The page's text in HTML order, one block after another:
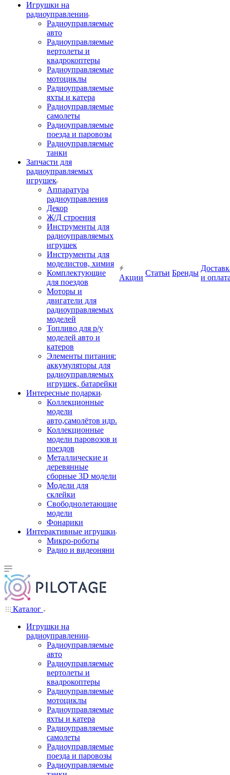
Игрушки на
радиоуправлении
Радиоуправляемые
авто
Радиоуправляемые
вертолеты и
квадрокоптеры
Радиоуправляемые
мотоциклы
Радиоуправляемые
яхты и катера
Радиоуправляемые
самолеты
Радиоуправляемые
поезда и паровозы
Радиоуправляемые
танки
Запчасти для
радиоуправляемых
игрушек
Аппаратура
радиоуправления
Декор
Ж/Д строения
Инструменты для
радиоуправляемых
игрушек
Инструменты для
моделистов, химия
Комплектующие
для поездов
Моторы и
двигатели для
радиоуправляемых
моделей
Топливо для р/у
моделей авто и
катеров
Элементы питания:
аккумуляторы для
радиоуправляемых
игрушек, батарейки
Интересные подарки
Коллекционные
модели
авто,самолётов идр.
Коллекционные
модели паровозов и
поездов
Металлические и
деревянные
сборные 3D модели
Модели для
склейки
Свободнолетающие
модели
Фонарики
Интерактивные игрушки
Микро-роботы
Радио и видеоняни
Акции
Статьи Бренды
и
Каталог
Игрушки на
радиоуправлении
Радиоуправляемые
авто
Радиоуправляемые
вертолеты и
квадрокоптеры
Радиоуправляемые
мотоциклы
Радиоуправляемые
яхты и катера
Радиоуправляемые
самолеты
Радиоуправляемые
поезда и паровозы
Радиоуправляемые